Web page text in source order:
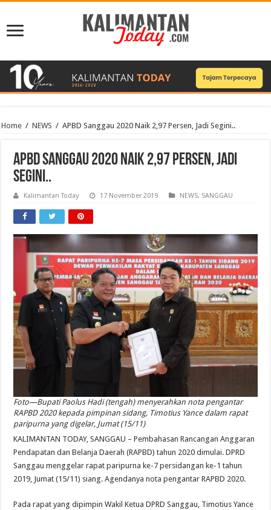
Home / NEWS / APBD Sanggau 2020 Naik 2,97 Persen, Jadi Segini..
APBD Sanggau 2020 Naik 2,97 Persen, Jadi
Segini..
Kalimantan Today 17 November 2019 NEWS, SANGGAU
Foto—Bupati Paolus Hadi (tengah) menyerahkan nota pengantar
RAPBD 2020 kepada pimpinan sidang, Timotius Yance dalam rapat
paripurna yang digelar, Jumat (15/11)
KALIMANTAN TODAY, SANGGAU – Pembahasan Rancangan Anggaran
Pendapatan dan Belanja Daerah (RAPBD) tahun 2020 dimulai. DPRD
Sanggau menggelar rapat paripurna ke-7 persidangan ke-1 tahun
2019, Jumat (15/11) siang. Agendanya nota pengantar RAPBD 2020.
Pada rapat yang dipimpin Wakil Ketua DPRD Sanggau, Timotius Yance